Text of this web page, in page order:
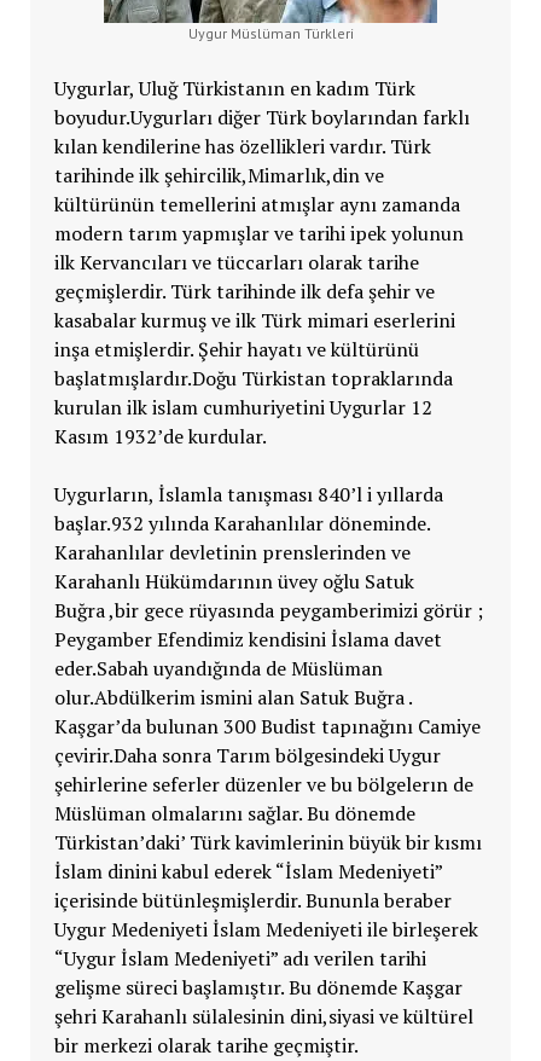
Uygur Müslüman Türkleri
Uygurlar, Uluğ Türkistanın en kadım Türk
boyudur.Uygurları diğer Türk boylarından farklı
kılan kendilerine has özellikleri vardır. Türk
tarihinde ilk şehircilik,Mimarlık,din ve
kültürünün temellerini atmışlar aynı zamanda
modern tarım yapmışlar ve tarihi ipek yolunun
ilk Kervancıları ve tüccarları olarak tarihe
geçmişlerdir. Türk tarihinde ilk defa şehir ve
kasabalar kurmuş ve ilk Türk mimari eserlerini
inşa etmişlerdir. Şehir hayatı ve kültürünü
başlatmışlardır.Doğu Türkistan topraklarında
kurulan ilk islam cumhuriyetini Uygurlar 12
Kasım 1932’de kurdular.
Uygurların, İslamla tanışması 840’l i yıllarda
başlar.932 yılında Karahanlılar döneminde.
Karahanlılar devletinin prenslerinden ve
Karahanlı Hükümdarının üvey oğlu Satuk
Buğra ,bir gece rüyasında peygamberimizi görür ;
Peygamber Efendimiz kendisini İslama davet
eder.Sabah uyandığında de Müslüman
olur.Abdülkerim ismini alan Satuk Buğra .
Kaşgar’da bulunan 300 Budist tapınağını Camiye
çevirir.Daha sonra Tarım bölgesindeki Uygur
şehirlerine seferler düzenler ve bu bölgelerın de
Müslüman olmalarını sağlar. Bu dönemde
Türkistan’daki’ Türk kavimlerinin büyük bir kısmı
İslam dinini kabul ederek “İslam Medeniyeti”
içerisinde bütünleşmişlerdir. Bununla beraber
Uygur Medeniyeti İslam Medeniyeti ile birleşerek
“Uygur İslam Medeniyeti” adı verilen tarihi
gelişme süreci başlamıştır. Bu dönemde Kaşgar
şehri Karahanlı sülalesinin dini,siyasi ve kültürel
bir merkezi olarak tarihe geçmiştir.